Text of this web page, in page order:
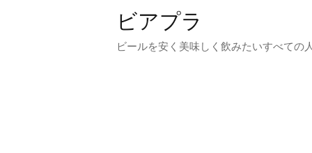
ビアプラ
ビールを安く美味しく飲みたいすべての